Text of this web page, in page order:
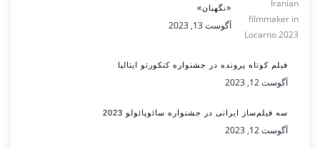
«نگهبان»
آگوست 13, 2023
فیلم کوتاه پرونده در جشنواره کنکورتو ایتالیا
آگوست 12, 2023
سه فیلم‌ساز ایرانی در جشنواره سائوپائولو 2023
آگوست 12, 2023